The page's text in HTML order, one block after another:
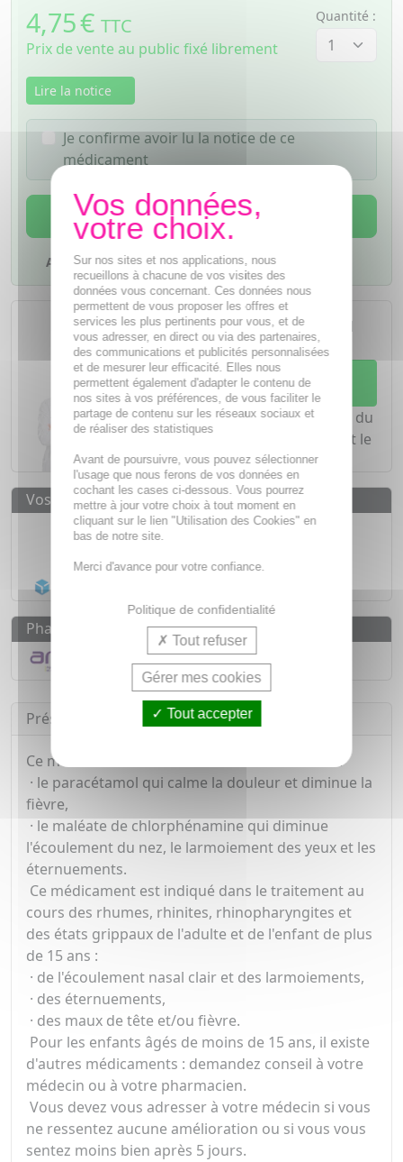
4,75€ TTC
Prix de vente au public fixé librement
Quantité :
Lire la notice
Je confirme avoir lu la notice de ce
médicament
AJOUTER AU PANIER
Ajouter à mes favoris
L'achat d'un médicament sans
ordonnance nécessite le conseil
d'unpharmacien
Demandez conseil à votre
pharmacien
Notre équipe est à votre écoute du
lundi au vendredi de
et le
samedi de 8h à 19h30.
Vos avantages
Médicaments d'origineCERTIFIÉE
Pharmacovigilance
Déclarer un effet indésirable
Présentation
Ce médicament contient 2 substances actives :
· le paracétamol qui calme la douleur et diminue la
fièvre,
· le maléate de chlorphénamine qui diminue
l'écoulement du nez, le larmoiement des yeux et les
éternuements.
Ce médicament est indiqué dans le traitement au
cours des rhumes, rhinites, rhinopharyngites et
des états grippaux de l'adulte et de l'enfant de plus
de 15 ans :
· de l'écoulement nasal clair et des larmoiements,
· des éternuements,
· des maux de tête et/ou fièvre.
Pour les enfants âgés de moins de 15 ans, il existe
d'autres médicaments : demandez conseil à votre
médecin ou à votre pharmacien.
Vous devez vous adresser à votre médecin si vous
ne ressentez aucune amélioration ou si vous vous
sentez moins bien après 5 jours.
Sur nos sites et nos applications, nous
recueillons à chacune de vos visites des
données vous concernant. Ces données nous
permettent de vous proposer les offres et
services les plus pertinents pour vous, et de
vous adresser, en direct ou via des partenaires,
des communications et publicités personnalisées
et de mesurer leur efficacité. Elles nous
permettent également d'adapter le contenu de
nos sites à vos préférences, de vous faciliter le
partage de contenu sur les réseaux sociaux et
de réaliser des statistiques
Avant de poursuivre, vous pouvez sélectionner
l'usage que nous ferons de vos données en
cochant les cases ci-dessous. Vous pourrez
mettre à jour votre choix à tout moment en
cliquant sur le lien "Utilisation des Cookies" en
bas de notre site.
Merci d'avance pour votre confiance.
Politique de confidentialité
Tout refuser
Gérer mes cookies
Tout accepter